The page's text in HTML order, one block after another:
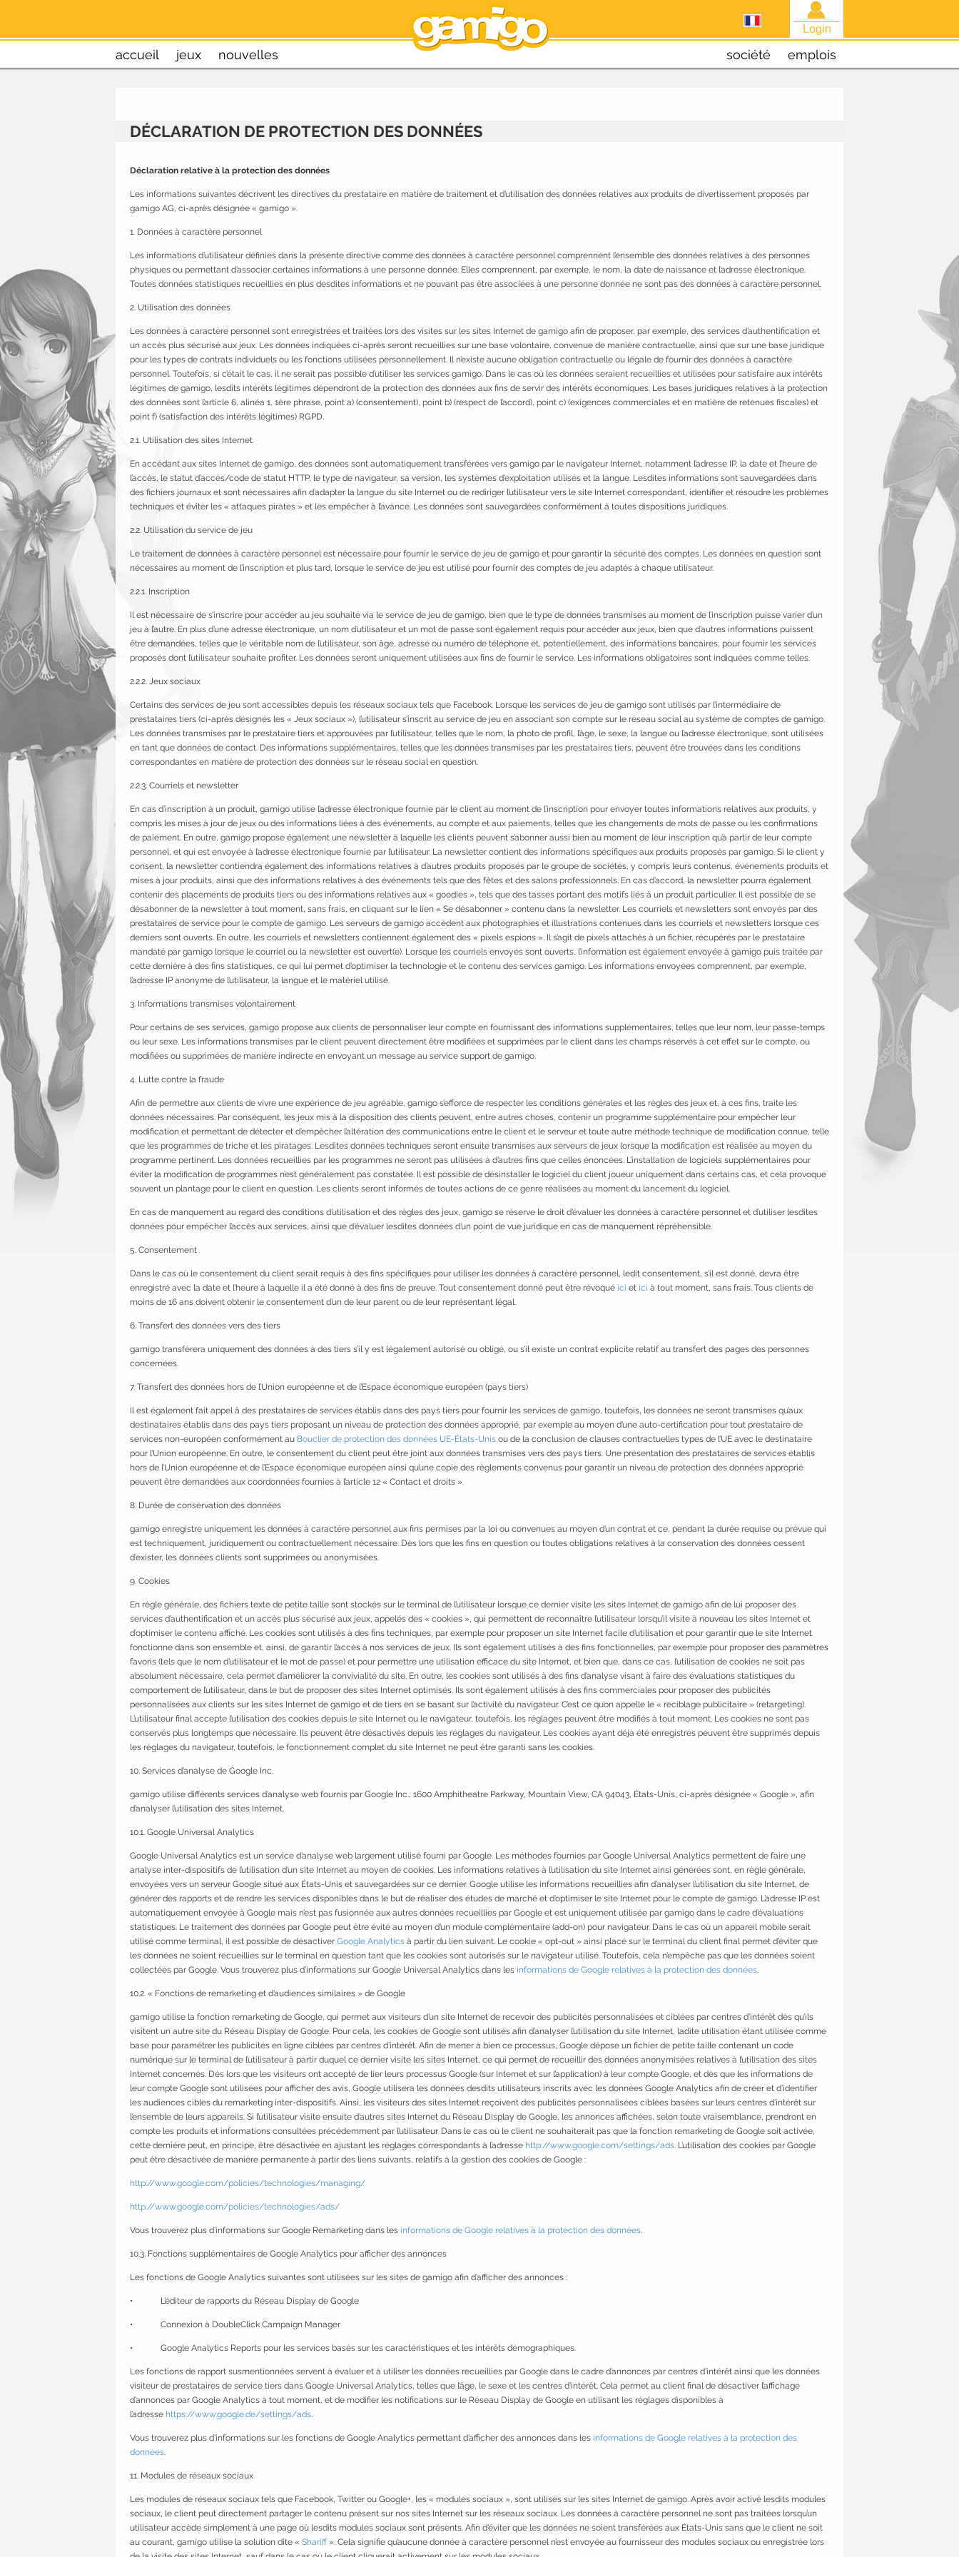
Login
accueil jeux nouvelles société emplois
DÉCLARATION DE PROTECTION DES DONNÉES
Déclaration relative à la protection des données
Les informations suivantes décrivent les directives du prestataire en matière de traitement et d’utilisation des données relatives aux produits de divertissement proposés par
gamigo AG, ci-après désignée « gamigo ».
1. Données à caractère personnel
Les informations d’utilisateur définies dans la présente directive comme des données à caractère personnel comprennent l’ensemble des données relatives à des personnes
physiques ou permettant d’associer certaines informations à une personne donnée. Elles comprennent, par exemple, le nom, la date de naissance et l’adresse électronique.
Toutes données statistiques recueillies en plus desdites informations et ne pouvant pas être associées à une personne donnée ne sont pas des données à caractère personnel.
2. Utilisation des données
Les données à caractère personnel sont enregistrées et traitées lors des visites sur les sites Internet de gamigo afin de proposer, par exemple, des services d’authentification et
un accès plus sécurisé aux jeux. Les données indiquées ci-après seront recueillies sur une base volontaire, convenue de manière contractuelle, ainsi que sur une base juridique
pour les types de contrats individuels ou les fonctions utilisées personnellement. Il n’existe aucune obligation contractuelle ou légale de fournir des données à caractère
personnel. Toutefois, si c’était le cas, il ne serait pas possible d’utiliser les services gamigo. Dans le cas où les données seraient recueillies et utilisées pour satisfaire aux intérêts
légitimes de gamigo, lesdits intérêts légitimes dépendront de la protection des données aux fins de servir des intérêts économiques. Les bases juridiques relatives à la protection
des données sont l’article 6, alinéa 1, 1ère phrase, point a) (consentement), point b) (respect de l’accord), point c) (exigences commerciales et en matière de retenues fiscales) et
point f) (satisfaction des intérêts légitimes) RGPD.
2.1. Utilisation des sites Internet
En accédant aux sites Internet de gamigo, des données sont automatiquement transférées vers gamigo par le navigateur Internet, notamment l’adresse IP, la date et l’heure de
l’accès, le statut d’accès/code de statut HTTP, le type de navigateur, sa version, les systèmes d’exploitation utilisés et la langue. Lesdites informations sont sauvegardées dans
des fichiers journaux et sont nécessaires afin d’adapter la langue du site Internet ou de rediriger l’utilisateur vers le site Internet correspondant, identifier et résoudre les problèmes
techniques et éviter les « attaques pirates » et les empêcher à l’avance. Les données sont sauvegardées conformément à toutes dispositions juridiques.
2.2. Utilisation du service de jeu
Le traitement de données à caractère personnel est nécessaire pour fournir le service de jeu de gamigo et pour garantir la sécurité des comptes. Les données en question sont
nécessaires au moment de l’inscription et plus tard, lorsque le service de jeu est utilisé pour fournir des comptes de jeu adaptés à chaque utilisateur.
2.2.1. Inscription
Il est nécessaire de s’inscrire pour accéder au jeu souhaité via le service de jeu de gamigo, bien que le type de données transmises au moment de l’inscription puisse varier d’un
jeu à l’autre. En plus d’une adresse électronique, un nom d’utilisateur et un mot de passe sont également requis pour accéder aux jeux, bien que d’autres informations puissent
être demandées, telles que le véritable nom de l’utilisateur, son âge, adresse ou numéro de téléphone et, potentiellement, des informations bancaires, pour fournir les services
proposés dont l’utilisateur souhaite profiter. Les données seront uniquement utilisées aux fins de fournir le service. Les informations obligatoires sont indiquées comme telles.
2.2.2. Jeux sociaux
Certains des services de jeu sont accessibles depuis les réseaux sociaux tels que Facebook. Lorsque les services de jeu de gamigo sont utilisés par l’intermédiaire de
prestataires tiers (ci-après désignés les « Jeux sociaux »), l’utilisateur s’inscrit au service de jeu en associant son compte sur le réseau social au système de comptes de gamigo.
Les données transmises par le prestataire tiers et approuvées par l’utilisateur, telles que le nom, la photo de profil, l’âge, le sexe, la langue ou l’adresse électronique, sont utilisées
en tant que données de contact. Des informations supplémentaires, telles que les données transmises par les prestataires tiers, peuvent être trouvées dans les conditions
correspondantes en matière de protection des données sur le réseau social en question.
2.2.3. Courriels et newsletter
En cas d’inscription à un produit, gamigo utilise l’adresse électronique fournie par le client au moment de l’inscription pour envoyer toutes informations relatives aux produits, y
compris les mises à jour de jeux ou des informations liées à des événements, au compte et aux paiements, telles que les changements de mots de passe ou les confirmations
de paiement. En outre, gamigo propose également une newsletter à laquelle les clients peuvent s’abonner aussi bien au moment de leur inscription qu’à partir de leur compte
personnel, et qui est envoyée à l’adresse électronique fournie par l’utilisateur. La newsletter contient des informations spécifiques aux produits proposés par gamigo. Si le client y
consent, la newsletter contiendra également des informations relatives à d’autres produits proposés par le groupe de sociétés, y compris leurs contenus, événements produits et
mises à jour produits, ainsi que des informations relatives à des événements tels que des fêtes et des salons professionnels. En cas d’accord, la newsletter pourra également
contenir des placements de produits tiers ou des informations relatives aux « goodies », tels que des tasses portant des motifs liés à un produit particulier. Il est possible de se
désabonner de la newsletter à tout moment, sans frais, en cliquant sur le lien « Se désabonner » contenu dans la newsletter. Les courriels et newsletters sont envoyés par des
prestataires de service pour le compte de gamigo. Les serveurs de gamigo accèdent aux photographies et illustrations contenues dans les courriels et newsletters lorsque ces
derniers sont ouverts. En outre, les courriels et newsletters contiennent également des « pixels espions ». Il s’agit de pixels attachés à un fichier, récupérés par le prestataire
mandaté par gamigo lorsque le courriel ou la newsletter est ouvert(e). Lorsque les courriels envoyés sont ouverts, l’information est également envoyée à gamigo puis traitée par
cette dernière à des fins statistiques, ce qui lui permet d’optimiser la technologie et le contenu des services gamigo. Les informations envoyées comprennent, par exemple,
l’adresse IP anonyme de l’utilisateur, la langue et le matériel utilisé.
3. Informations transmises volontairement
Pour certains de ses services, gamigo propose aux clients de personnaliser leur compte en fournissant des informations supplémentaires, telles que leur nom, leur passe-temps
ou leur sexe. Les informations transmises par le client peuvent directement être modifiées et supprimées par le client dans les champs réservés à cet effet sur le compte, ou
modifiées ou supprimées de manière indirecte en envoyant un message au service support de gamigo.
4. Lutte contre la fraude
Afin de permettre aux clients de vivre une expérience de jeu agréable, gamigo s’efforce de respecter les conditions générales et les règles des jeux et, à ces fins, traite les
données nécessaires. Par conséquent, les jeux mis à la disposition des clients peuvent, entre autres choses, contenir un programme supplémentaire pour empêcher leur
modification et permettant de détecter et d’empêcher l’altération des communications entre le client et le serveur et toute autre méthode technique de modification connue, telle
que les programmes de triche et les piratages. Lesdites données techniques seront ensuite transmises aux serveurs de jeux lorsque la modification est réalisée au moyen du
programme pertinent. Les données recueillies par les programmes ne seront pas utilisées à d’autres fins que celles énoncées. L’installation de logiciels supplémentaires pour
éviter la modification de programmes n’est généralement pas constatée. Il est possible de désinstaller le logiciel du client joueur uniquement dans certains cas, et cela provoque
souvent un plantage pour le client en question. Les clients seront informés de toutes actions de ce genre réalisées au moment du lancement du logiciel.
En cas de manquement au regard des conditions d’utilisation et des règles des jeux, gamigo se réserve le droit d’évaluer les données à caractère personnel et d’utiliser lesdites
données pour empêcher l’accès aux services, ainsi que d’évaluer lesdites données d’un point de vue juridique en cas de manquement répréhensible.
5. Consentement
Dans le cas où le consentement du client serait requis à des fins spécifiques pour utiliser les données à caractère personnel, ledit consentement, s’il est donné, devra être
enregistré avec la date et l’heure à laquelle il a été donné à des fins de preuve. Tout consentement donné peut être révoqué ici et ici à tout moment, sans frais. Tous clients de
moins de 16 ans doivent obtenir le consentement d’un de leur parent ou de leur représentant légal.
6. Transfert des données vers des tiers
gamigo transférera uniquement des données à des tiers s’il y est légalement autorisé ou obligé, ou s’il existe un contrat explicite relatif au transfert des pages des personnes
concernées.
7. Transfert des données hors de l’Union européenne et de l’Espace économique européen (pays tiers)
Il est également fait appel à des prestataires de services établis dans des pays tiers pour fournir les services de gamigo, toutefois, les données ne seront transmises qu’aux
destinataires établis dans des pays tiers proposant un niveau de protection des données approprié, par exemple au moyen d’une auto-certification pour tout prestataire de
services non-européen conformément au Bouclier de protection des données UE-États-Unis ou de la conclusion de clauses contractuelles types de l’UE avec le destinataire
pour l’Union européenne. En outre, le consentement du client peut être joint aux données transmises vers des pays tiers. Une présentation des prestataires de services établis
hors de l’Union européenne et de l’Espace économique européen ainsi qu’une copie des règlements convenus pour garantir un niveau de protection des données approprié
peuvent être demandées aux coordonnées fournies à l’article 12 « Contact et droits ».
8. Durée de conservation des données
gamigo enregistre uniquement les données à caractère personnel aux fins permises par la loi ou convenues au moyen d’un contrat et ce, pendant la durée requise ou prévue qui
est techniquement, juridiquement ou contractuellement nécessaire. Dès lors que les fins en question ou toutes obligations relatives à la conservation des données cessent
d’exister, les données clients sont supprimées ou anonymisées.
9. Cookies
En règle générale, des fichiers texte de petite taille sont stockés sur le terminal de l’utilisateur lorsque ce dernier visite les sites Internet de gamigo afin de lui proposer des
services d’authentification et un accès plus sécurisé aux jeux, appelés des « cookies », qui permettent de reconnaître l’utilisateur lorsqu’il visite à nouveau les sites Internet et
d’optimiser le contenu affiché. Les cookies sont utilisés à des fins techniques, par exemple pour proposer un site Internet facile d’utilisation et pour garantir que le site Internet
fonctionne dans son ensemble et, ainsi, de garantir l’accès à nos services de jeux. Ils sont également utilisés à des fins fonctionnelles, par exemple pour proposer des paramètres
favoris (tels que le nom d’utilisateur et le mot de passe) et pour permettre une utilisation efficace du site Internet, et bien que, dans ce cas, l’utilisation de cookies ne soit pas
absolument nécessaire, cela permet d’améliorer la convivialité du site. En outre, les cookies sont utilisés à des fins d’analyse visant à faire des évaluations statistiques du
comportement de l’utilisateur, dans le but de proposer des sites Internet optimisés. Ils sont également utilisés à des fins commerciales pour proposer des publicités
personnalisées aux clients sur les sites Internet de gamigo et de tiers en se basant sur l’activité du navigateur. C’est ce qu’on appelle le « reciblage publicitaire » (retargeting).
L’utilisateur final accepte l’utilisation des cookies depuis le site Internet ou le navigateur, toutefois, les réglages peuvent être modifiés à tout moment. Les cookies ne sont pas
conservés plus longtemps que nécessaire. Ils peuvent être désactivés depuis les réglages du navigateur. Les cookies ayant déjà été enregistrés peuvent être supprimés depuis
les réglages du navigateur, toutefois, le fonctionnement complet du site Internet ne peut être garanti sans les cookies.
10. Services d’analyse de Google Inc.
gamigo utilise différents services d’analyse web fournis par Google Inc., 1600 Amphitheatre Parkway, Mountain View, CA 94043, États-Unis, ci-après désignée « Google », afin
d’analyser l’utilisation des sites Internet.
10.1. Google Universal Analytics
Google Universal Analytics est un service d’analyse web largement utilisé fourni par Google. Les méthodes fournies par Google Universal Analytics permettent de faire une
analyse inter-dispositifs de l’utilisation d’un site Internet au moyen de cookies. Les informations relatives à l’utilisation du site Internet ainsi générées sont, en règle générale,
envoyées vers un serveur Google situé aux États-Unis et sauvegardées sur ce dernier. Google utilise les informations recueillies afin d’analyser l’utilisation du site Internet, de
générer des rapports et de rendre les services disponibles dans le but de réaliser des études de marché et d’optimiser le site Internet pour le compte de gamigo. L’adresse IP est
automatiquement envoyée à Google mais n’est pas fusionnée aux autres données recueillies par Google et est uniquement utilisée par gamigo dans le cadre d’évaluations
statistiques. Le traitement des données par Google peut être évité au moyen d’un module complémentaire (add-on) pour navigateur. Dans le cas où un appareil mobile serait
utilisé comme terminal, il est possible de désactiver Google Analytics à partir du lien suivant. Le cookie « opt-out » ainsi placé sur le terminal du client final permet d’éviter que
les données ne soient recueillies sur le terminal en question tant que les cookies sont autorisés sur le navigateur utilisé. Toutefois, cela n’empêche pas que les données soient
collectées par Google. Vous trouverez plus d’informations sur Google Universal Analytics dans les informations de Google relatives à la protection des données.
10.2. « Fonctions de remarketing et d’audiences similaires » de Google
gamigo utilise la fonction remarketing de Google, qui permet aux visiteurs d’un site Internet de recevoir des publicités personnalisées et ciblées par centres d’intérêt dès qu’ils
visitent un autre site du Réseau Display de Google. Pour cela, les cookies de Google sont utilisés afin d’analyser l’utilisation du site Internet, ladite utilisation étant utilisée comme
base pour paramétrer les publicités en ligne ciblées par centres d’intérêt. Afin de mener à bien ce processus, Google dépose un fichier de petite taille contenant un code
numérique sur le terminal de l’utilisateur à partir duquel ce dernier visite les sites Internet, ce qui permet de recueillir des données anonymisées relatives à l’utilisation des sites
Internet concernés. Dès lors que les visiteurs ont accepté de lier leurs processus Google (sur Internet et sur l’application) à leur compte Google, et dès que les informations de
leur compte Google sont utilisées pour afficher des avis, Google utilisera les données desdits utilisateurs inscrits avec les données Google Analytics afin de créer et d’identifier
les audiences cibles du remarketing inter-dispositifs. Ainsi, les visiteurs des sites Internet reçoivent des publicités personnalisées ciblées basées sur leurs centres d’intérêt sur
l’ensemble de leurs appareils. Si l’utilisateur visite ensuite d’autres sites Internet du Réseau Display de Google, les annonces affichées, selon toute vraisemblance, prendront en
compte les produits et informations consultées précédemment par l’utilisateur. Dans le cas où le client ne souhaiterait pas que la fonction remarketing de Google soit activée,
cette dernière peut, en principe, être désactivée en ajustant les réglages correspondants à l’adresse http://www.google.com/settings/ads. L’utilisation des cookies par Google
peut être désactivée de manière permanente à partir des liens suivants, relatifs à la gestion des cookies de Google :
http://www.google.com/policies/technologies/managing/
http://www.google.com/policies/technologies/ads/
Vous trouverez plus d’informations sur Google Remarketing dans les informations de Google relatives à la protection des données.
10.3. Fonctions supplémentaires de Google Analytics pour afficher des annonces
Les fonctions de Google Analytics suivantes sont utilisées sur les sites de gamigo afin d’afficher des annonces :
• L’éditeur de rapports du Réseau Display de Google
• Connexion à DoubleClick Campaign Manager
• Google Analytics Reports pour les services basés sur les caractéristiques et les intérêts démographiques.
Les fonctions de rapport susmentionnées servent à évaluer et à utiliser les données recueillies par Google dans le cadre d’annonces par centres d’intérêt ainsi que les données
visiteur de prestataires de service tiers dans Google Universal Analytics, telles que l’âge, le sexe et les centres d’intérêt. Cela permet au client final de désactiver l’affichage
d’annonces par Google Analytics à tout moment, et de modifier les notifications sur le Réseau Display de Google en utilisant les réglages disponibles à
l’adresse https://www.google.de/settings/ads.
Vous trouverez plus d’informations sur les fonctions de Google Analytics permettant d’afficher des annonces dans les informations de Google relatives à la protection des
données.
11. Modules de réseaux sociaux
Les modules de réseaux sociaux tels que Facebook, Twitter ou Google+, les « modules sociaux », sont utilisés sur les sites Internet de gamigo. Après avoir activé lesdits modules
sociaux, le client peut directement partager le contenu présent sur nos sites Internet sur les réseaux sociaux. Les données à caractère personnel ne sont pas traitées lorsqu’un
utilisateur accède simplement à une page où lesdits modules sociaux sont présents. Afin d’éviter que les données ne soient transférées aux États-Unis sans que le client ne soit
au courant, gamigo utilise la solution dite « Shariff ». Cela signifie qu’aucune donnée à caractère personnel n’est envoyée au fournisseur des modules sociaux ou enregistrée lors